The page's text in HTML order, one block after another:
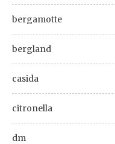
bergamotte
bergland
casida
citronella
dm